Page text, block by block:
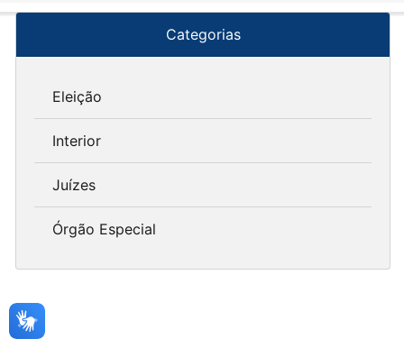
Categorias
Eleição
Interior
Juízes
Órgão Especial